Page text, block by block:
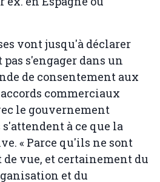
vont jusqu'à déclarer
s'engager dans un
de consentement aux
commerciaux
le gouvernement
à ce que la
« Parce qu'ils ne sont
de vue, et certainement du
et du